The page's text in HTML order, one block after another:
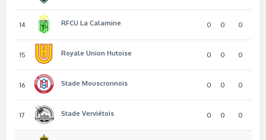
14 RFCU La Calamine 0 0 0
15 Royale Union Hutoise 0 0 0
16 Stade Mouscronnois 0 0 0
17 Stade Verviétois 0 0 0